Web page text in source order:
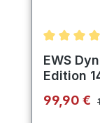
EWS
Edition
99,90 €